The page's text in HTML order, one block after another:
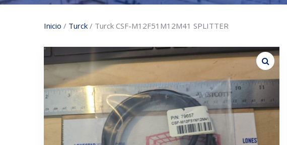
Inicio / Turck / Turck CSF-M12F51M12M41 SPLITTER